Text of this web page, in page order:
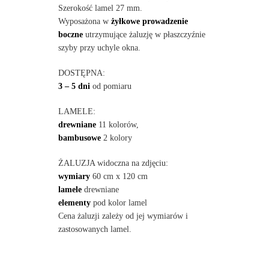
Szerokość lamel 27 mm.
Wyposażona w żyłkowe prowadzenie
boczneutrzymujące żaluzję w płaszczyźnie
szyby przy uchyle okna.
DOSTĘPNA:
3 – 5 dni od pomiaru
LAMELE:
drewniane11 kolorów,
bambusowe2 kolory
ŻALUZJA widoczna na zdjęciu:
wymiary60 cm x 120 cm
lameledrewniane
elementypod kolor lamel
Cena żaluzji zależy od jej wymiarów i
zastosowanych lamel.